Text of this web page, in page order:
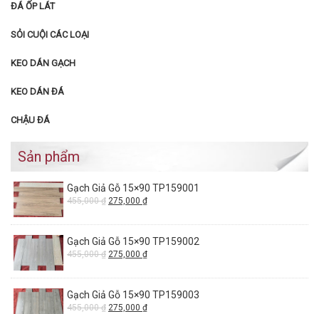
ĐÁ ỐP LÁT
SỎI CUỘI CÁC LOẠI
KEO DÁN GẠCH
KEO DÁN ĐÁ
CHẬU ĐÁ
Sản phẩm
Gạch Giả Gỗ 15×90 TP159001
455,000₫ 275,000 ₫
Gạch Giả Gỗ 15×90 TP159002
455,000₫ 275,000 ₫
Gạch Giả Gỗ 15×90 TP159003
455,000₫ 275,000 ₫